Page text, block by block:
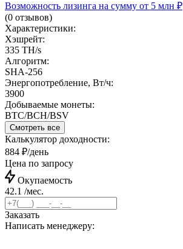
Возможность лизинга на сумму от 5 млн ₽
(0 отзывов)
Характеристики:
Хэшрейт:
335 TH/s
Алгоритм:
SHA-256
Энергопотребление, Вт/ч:
3900
Добываемые монеты:
BTC/BCH/BSV
Смотреть все
Калькулятор доходности:
884 ₽/день
Цена по запросу
Окупаемость
42.1 /мес.
Заказать
Написать менеджеру: